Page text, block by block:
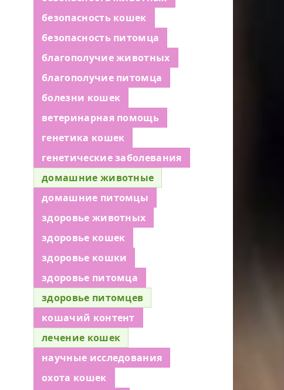
безопасность кошек
безопасность питомца
благополучие животных
благополучие питомца
болезни кошек
ветеринарная помощь
генетика кошек
генетические заболевания
домашние животные
домашние питомцы
здоровье животных
здоровье кошек
здоровье кошки
здоровье питомца
здоровье питомцев
кошачий контент
лечение кошек
научные исследования
охота кошек